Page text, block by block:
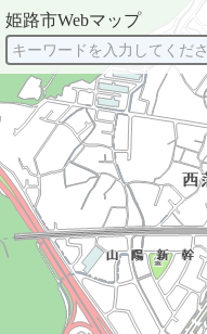
姫路市Webマップ